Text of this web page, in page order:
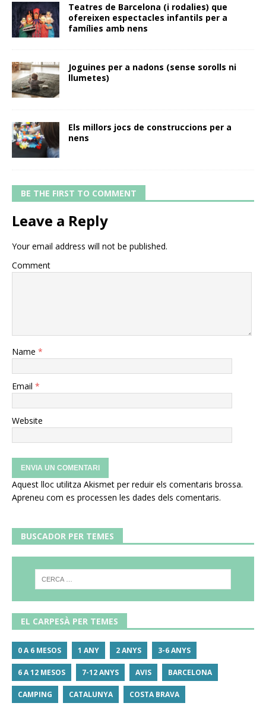
Teatres de Barcelona (i rodalies) que
ofereixen espectacles infantils per a
famílies amb nens
Joguines per a nadons (sense sorolls ni
llumetes)
Els millors jocs de construccions per a
nens
BE THE FIRST TO COMMENT
Leave a Reply
Your email address will not be published.
Comment
Name *
Email *
Website
Aquest lloc utilitza Akismet per reduir els comentaris brossa.
Apreneu com es processen les dades dels comentaris.
BUSCADOR PER TEMES
EL CARPESÀ PER TEMES
0 A 6 MESOS 1 ANY 2 ANYS 3-6 ANYS
6 A 12 MESOS 7-12 ANYS AVIS BARCELONA
CAMPING CATALUNYA COSTA BRAVA